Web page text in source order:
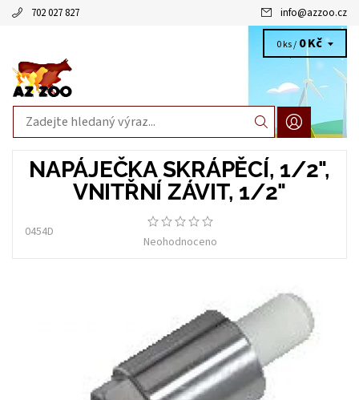
702 027 827 info@azzoo.cz
0 ks / 0 Kč
NAPÁJEČKA SKRÁPĚCÍ, 1/2",
VNITŘNÍ ZÁVIT, 1/2"
0454D
Neohodnoceno